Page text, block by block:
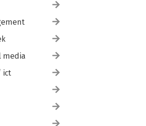
media
ict